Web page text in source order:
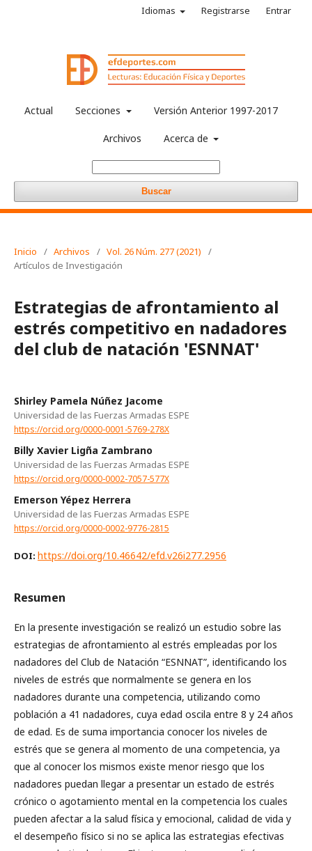
Actual Secciones Versión Anterior 1997-2017
Archivos Acerca de
Buscar
Idiomas Registrarse Entrar
Inicio / Archivos / Vol. 26 Núm. 277 (2021)
/
Artículos de Investigación
Estrategias de afrontamiento al
estrés competitivo en nadadores
del club de natación 'ESNNAT'
Shirley Pamela Núñez Jacome
Universidad de las Fuerzas Armadas ESPE
https://orcid.org/0000-0001-5769-278X
Billy Xavier Ligña Zambrano
Universidad de las Fuerzas Armadas ESPE
https://orcid.org/0000-0002-7057-577X
Emerson Yépez Herrera
Universidad de las Fuerzas Armadas ESPE
https://orcid.org/0000-0002-9776-2815
DOI: https://doi.org/10.46642/efd.v26i277.2956
Resumen
En la presente investigación se realizó un estudio sobre las
estrategias de afrontamiento al estrés empleadas por los
nadadores del Club de Natación “ESNNAT”, identificando los
niveles de estrés que normalmente se genera en los
nadadores durante una competencia, utilizando como
población a 41 nadadores, cuya edad oscila entre 8 y 24 años
de edad. Es de suma importancia conocer los niveles de
estrés que se genera al momento de una competencia, ya
que al conocer los mismos existe menor riesgo que los
nadadores puedan llegar a presentar un estado de estrés
crónico o agotamiento mental en la competencia los cuales
pueden afectar a la salud física y emocional, calidad de vida y
el desempeño físico si no se aplica las estrategias efectivas